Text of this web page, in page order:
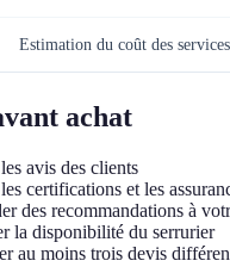
Estimation du coût des
achat
avis des clients
certifications et les
des recommandations à
la disponibilité du serrurier
au moins trois devis